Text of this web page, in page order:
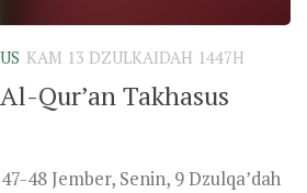
KAM 13 DZULKAIDAH 1447H
Qur’an Takhasus
48 Jember, Senin, 9 Dzulqa’dah